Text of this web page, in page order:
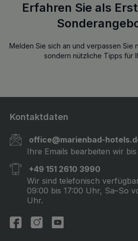
Erfahren Sie als
Melden Sie sich an und verpassen Sie
sondern nützliche Tipps für
Kontaktdaten
office@marienbad-
Ihre Emails bearbeiten wir
+49 151 2610 3990
Wir sind telefonisch
09:00 bis 17:00 Uhr, Sa–So
Uhr.